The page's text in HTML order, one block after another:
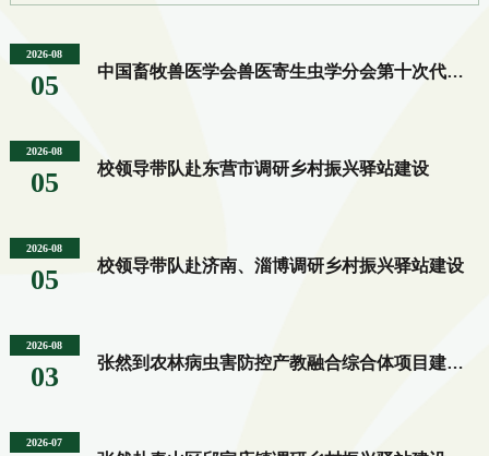
学习教育以县处级以上领导班子和领导干部特别是“一把
2026-08
05 中国畜牧兽医学会兽医寄生虫学分会第十次代表大会在泰安召开
2026-08
05 校领导带队赴东营市调研乡村振兴驿站建设
2026-08
05 校领导带队赴济南、淄博调研乡村振兴驿站建设
2026-08
03 张然到农林病虫害防控产教融合综合体项目建设一线现场办公
2026-07